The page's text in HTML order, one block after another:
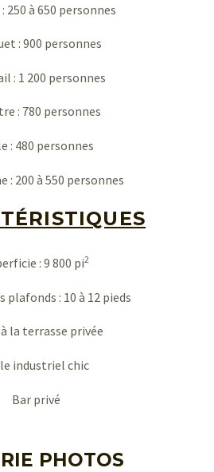
250 à 650 personnes
: 900 personnes
: 1 200 personnes
: 780 personnes
: 480 personnes
: 200 à 550 personnes
: 9 800 pi2
plafonds : 10 à 12 pieds
la terrasse privée
industriel chic
Bar privé
PHOTOS